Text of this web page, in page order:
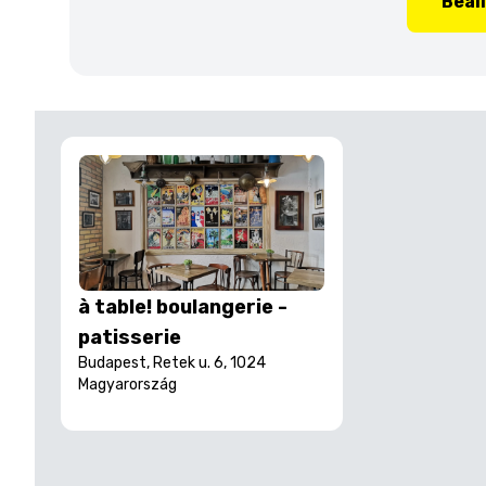
à table! boulangerie -
patisserie
Budapest, Retek u. 6, 1024
Magyarország